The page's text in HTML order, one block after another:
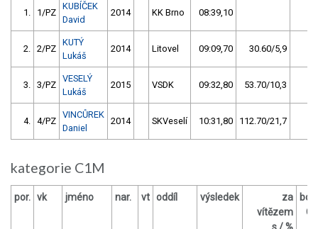
1. 1/PZ
KUBÍČEK
David
2014 KK Brno 08:39,10
2. 2/PZ
KUTÝ
Lukáš
2014 Litovel 09:09,70 30.60/5,9
3. 3/PZ
VESELÝ
Lukáš
2015 VSDK 09:32,80 53.70/10,3
4. 4/PZ
VINCŮREK
Daniel
2014 SKVeselí 10:31,80 112.70/21,7
kategorie C1M
por. vk jméno nar. vt oddíl výsledek
za
vítězem